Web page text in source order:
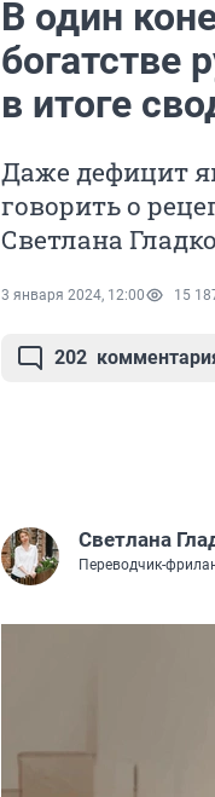
В один
богатстве
в итоге
Даже дефицит
говорить о
Светлана
3 января 2024, 12:00 15
202
Светлана
Переводчик-